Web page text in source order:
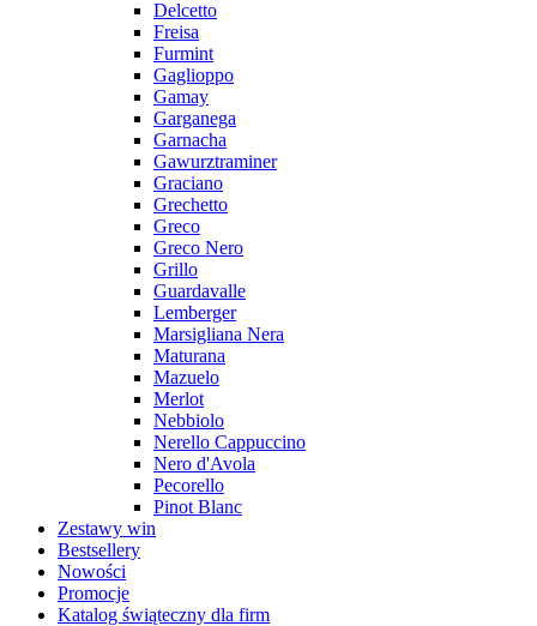
Delcetto
Freisa
Furmint
Gaglioppo
Gamay
Garganega
Garnacha
Gawurztraminer
Graciano
Grechetto
Greco
Greco Nero
Grillo
Guardavalle
Lemberger
Marsigliana Nera
Maturana
Mazuelo
Merlot
Nebbiolo
Nerello Cappuccino
Nero d'Avola
Pecorello
Pinot Blanc
Zestawy win
Bestsellery
Nowości
Promocje
Katalog świąteczny dla firm